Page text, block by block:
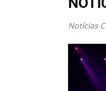
Notícias